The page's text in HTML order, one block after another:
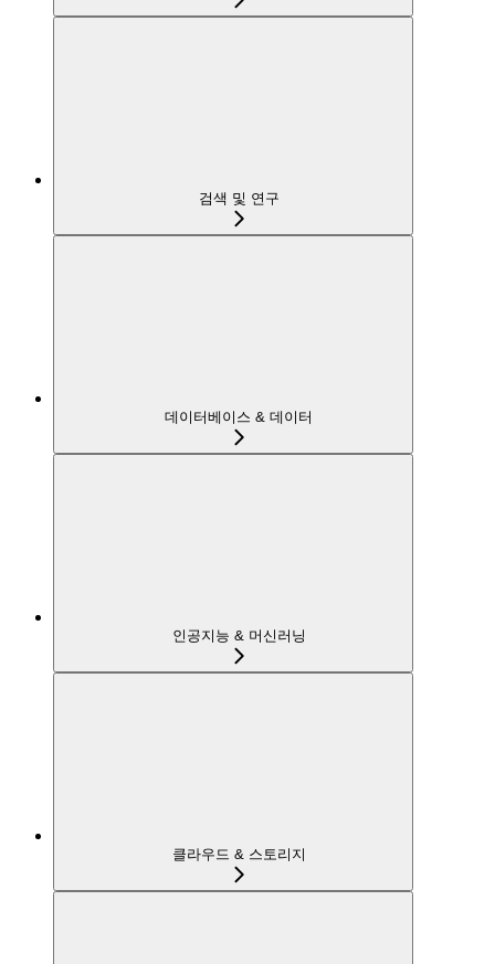
검색 및 연구
데이터베이스 & 데이터
인공지능 & 머신러닝
클라우드 & 스토리지